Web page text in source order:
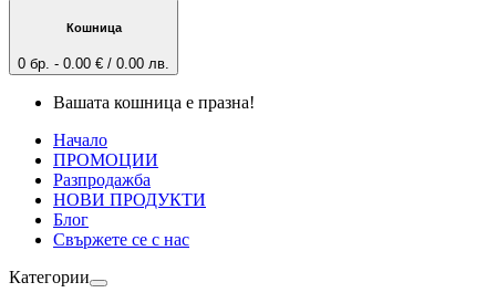
Кошница
0 бр. - 0.00 € / 0.00 лв.
Вашата кошница е празна!
Начало
ПРОМОЦИИ
Разпродажба
НОВИ ПРОДУКТИ
Блог
Свържете се с нас
Категории